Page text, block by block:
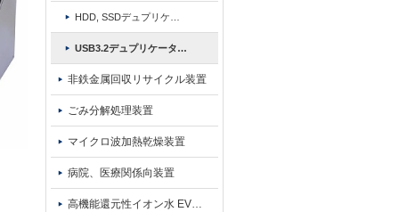
HDD, SSDデュプリケ
USB3.2デュプリケータ…
非鉄金属回収リサイクル装置
ごみ分解処理装置
マイクロ波加熱乾燥装置
病院、医療関係向装置
高機能還元性イオン水 EV…